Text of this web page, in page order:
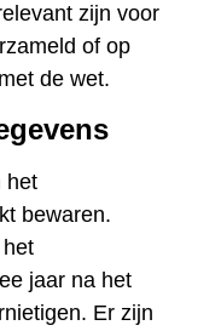
zijn voor
of op
de wet.
het
bewaren.
jaar na het
Er zijn